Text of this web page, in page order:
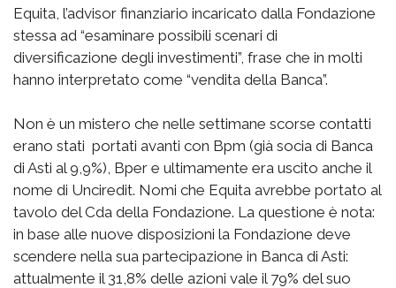
Equita, l’advisor finanziario incaricato dalla Fondazione
stessa ad “esaminare possibili scenari di
diversificazione degli investimenti”, frase che in molti
hanno interpretato come “vendita della Banca”.
Non è un mistero che nelle settimane scorse contatti
erano stati portati avanti con Bpm (già socia di Banca
di Asti al 9,9%), Bper e ultimamente era uscito anche il
nome di Unciredit. Nomi che Equita avrebbe portato al
tavolo del Cda della Fondazione. La questione è nota:
in base alle nuove disposizioni la Fondazione deve
scendere nella sua partecipazione in Banca di Asti:
attualmente il 31,8% delle azioni vale il 79% del suo